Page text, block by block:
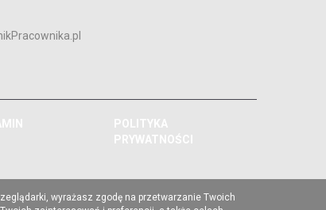
POLITYKA
PRYWATNOŚCI
wyrażasz zgodę na przetwarzanie Twoich